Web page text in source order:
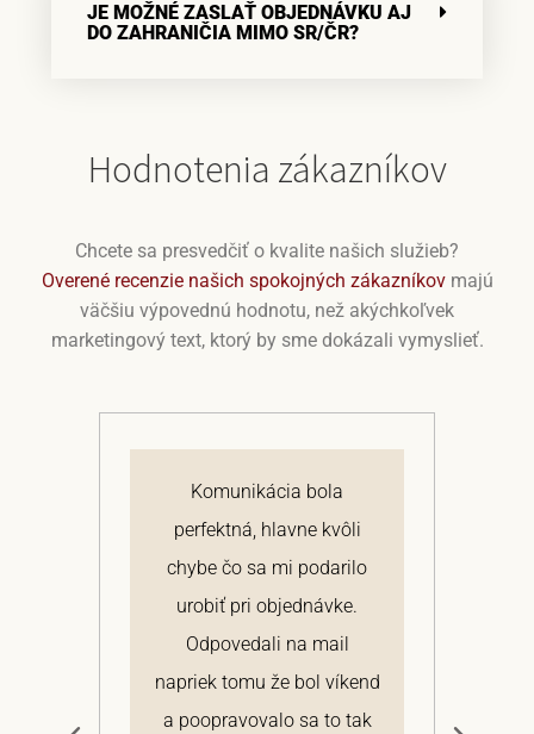
JE MOŽNÉ ZASLAŤ OBJEDNÁVKU AJ
DO ZAHRANIČIA MIMO SR/ČR?
Hodnotenia zákazníkov
Chcete sa presvedčiť o kvalite našich služieb?
Overené recenzie našich spokojných zákazníkovmajú
väčšiu výpovednú hodnotu, než akýchkoľvek
marketingový text, ktorý by sme dokázali vymyslieť.
Komunikácia bola
perfektná, hlavne kvôli
chybe čo sa mi podarilo
urobiť pri objednávke.
Odpovedali na mail
napriek tomu že bol víkend
a poopravovalo sa to tak